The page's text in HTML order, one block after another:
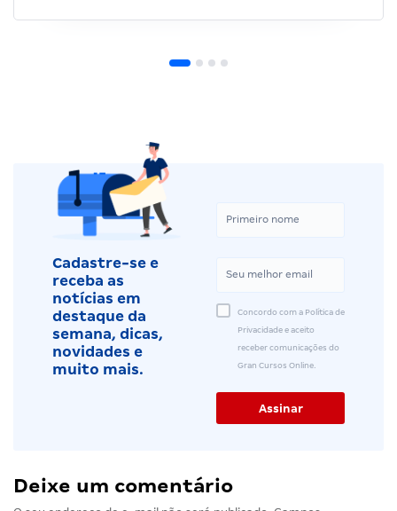
Cadastre-se e
receba as
notícias em
destaque da
semana, dicas,
novidades e
muito mais.
Concordo com a Política de
Privacidade e aceito
receber comunicações do
Gran Cursos Online.
Deixe um comentário